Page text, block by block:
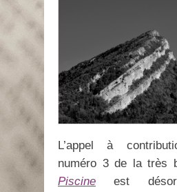
L’appel à
numéro 3 de la très
Piscine est